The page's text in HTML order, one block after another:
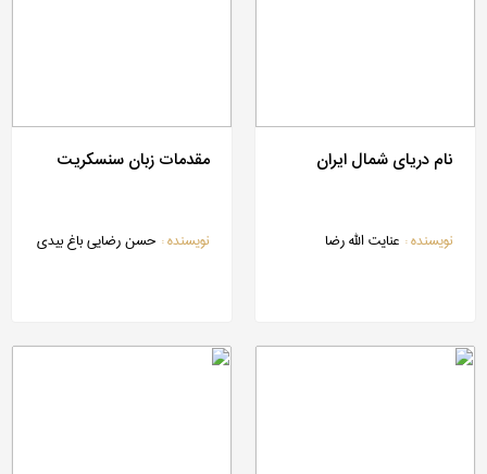
نام دریای شمال ایران
نویسنده : عنایت الله رضا
مقدمات زبان سنسکریت
نویسنده : حسن رضایی باغ بیدی